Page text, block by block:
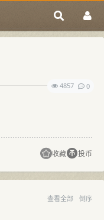
4857
0
收藏 投币
查看全部 倒序